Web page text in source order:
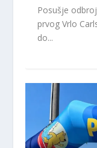
Posušje
prvog Vrlo
do...